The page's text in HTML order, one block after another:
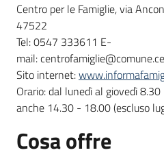
Centro per le Famiglie, via
47522
Tel: 0547 333611 E-
mail:
Sito internet:
Orario: dal lunedì al giovedì
anche 14.30 - 18.00 (escluso
Cosa offre